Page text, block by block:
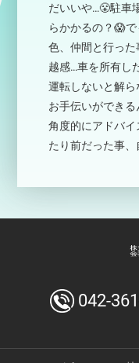
だいいや…😤駐車
らかかるの？😱
色、仲間と行っ
越感…車を所有し
運転しないと解
お手伝いができ
角度的にアドバ
たり前だった事
042-